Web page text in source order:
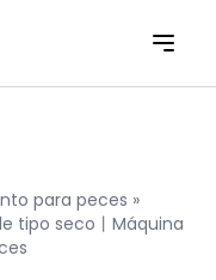
para peces »
tipo seco丨Máquina